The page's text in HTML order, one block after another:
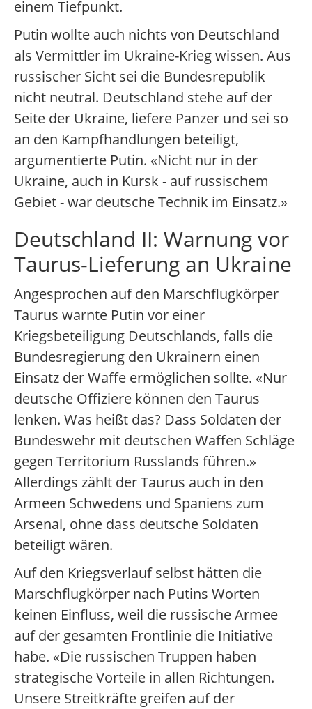
einem Tiefpunkt.
Putin wollte auch nichts von Deutschland
als Vermittler im Ukraine-Krieg wissen. Aus
russischer Sicht sei die Bundesrepublik
nicht neutral. Deutschland stehe auf der
Seite der Ukraine, liefere Panzer und sei so
an den Kampfhandlungen beteiligt,
argumentierte Putin. «Nicht nur in der
Ukraine, auch in Kursk - auf russischem
Gebiet - war deutsche Technik im Einsatz.»
Deutschland II: Warnung vor
Taurus-Lieferung an Ukraine
Angesprochen auf den Marschflugkörper
Taurus warnte Putin vor einer
Kriegsbeteiligung Deutschlands, falls die
Bundesregierung den Ukrainern einen
Einsatz der Waffe ermöglichen sollte. «Nur
deutsche Offiziere können den Taurus
lenken. Was heißt das? Dass Soldaten der
Bundeswehr mit deutschen Waffen Schläge
gegen Territorium Russlands führen.»
Allerdings zählt der Taurus auch in den
Armeen Schwedens und Spaniens zum
Arsenal, ohne dass deutsche Soldaten
beteiligt wären.
Auf den Kriegsverlauf selbst hätten die
Marschflugkörper nach Putins Worten
keinen Einfluss, weil die russische Armee
auf der gesamten Frontlinie die Initiative
habe. «Die russischen Truppen haben
strategische Vorteile in allen Richtungen.
Unsere Streitkräfte greifen auf der